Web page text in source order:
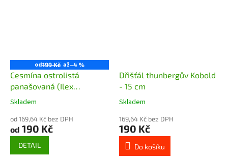
od199 Kč až–4 %
Cesmína ostrolistá
panašovaná (Ilex
aquifolium Argentea
Skladem
od 169,64 Kč bez DPH
od 190 Kč
DETAIL
Dřišťál thunbergův Kobold
- 15 cm
Skladem
169,64 Kč bez DPH
190 Kč
Do košíku